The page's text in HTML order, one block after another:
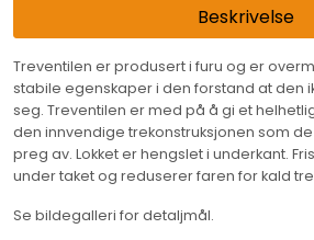
Beskrivelse
Treventilen er produsert i furu og er
stabile egenskaper i den forstand at den
seg. Treventilen er med på å gi et
den innvendige trekonstruksjonen som
preg av. Lokket er hengslet i underkant.
under taket og reduserer faren for kald
Se bildegalleri for detaljmål.